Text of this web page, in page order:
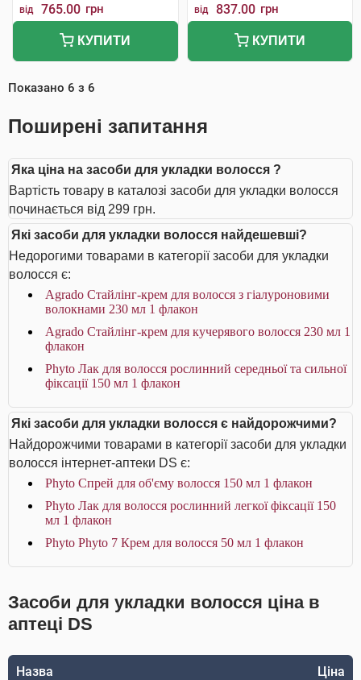
від 765.00 грн
КУПИТИ
від 837.00 грн
КУПИТИ
Показано 6 з 6
Поширені запитання
Яка ціна на засоби для укладки волосся ?
Вартість товару в каталозі засоби для укладки волосся
починається від 299 грн.
Які засоби для укладки волосся найдешевші?
Недорогими товарами в категорії засоби для укладки
волосся є:
Agrado Стайлінг-крем для волосся з гіалуроновими
волокнами 230 мл 1 флакон
Agrado Стайлінг-крем для кучерявого волосся 230 мл 1
флакон
Phyto Лак для волосся рослинний середньої та сильної
фіксації 150 мл 1 флакон
Які засоби для укладки волосся є найдорожчими?
Найдорожчими товарами в категорії засоби для укладки
волосся інтернет-аптеки DS є:
Phyto Спрей для об'єму волосся 150 мл 1 флакон
Phyto Лак для волосся рослинний легкої фіксації 150
мл 1 флакон
Phyto Phyto 7 Крем для волосся 50 мл 1 флакон
Засоби для укладки волосся ціна в
аптеці DS
Назва Ціна